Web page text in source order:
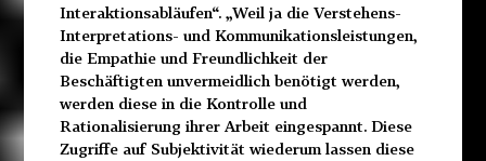
Interaktionsabläufen“. „Weil ja die Verstehens-
Interpretations- und Kommunikationsleistungen,
die Empathie und Freundlichkeit der
Beschäftigten unvermeidlich benötigt werden,
werden diese in die Kontrolle und
Rationalisierung ihrer Arbeit eingespannt. Diese
Zugriffe auf Subjektivität wiederum lassen diese